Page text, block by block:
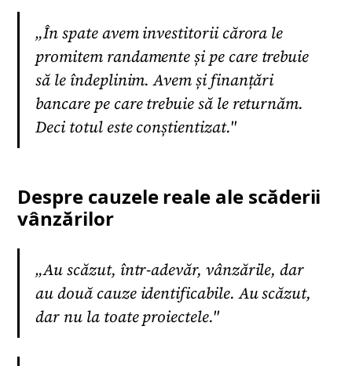
„În spate avem investitorii cărora le
promitem randamente și pe care trebuie
să le îndeplinim. Avem și finanțări
bancare pe care trebuie să le returnăm.
Deci totul este conștientizat."
Despre cauzele reale ale scăderii
vânzărilor
„Au scăzut, într-adevăr, vânzările, dar
au două cauze identificabile. Au scăzut,
dar nu la toate proiectele."